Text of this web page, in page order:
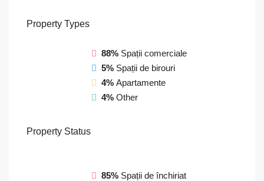
Property Types
88% Spații comerciale
5% Spații de birouri
4% Apartamente
4% Other
Property Status
85% Spații de închiriat